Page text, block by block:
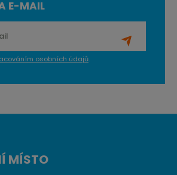
E-MAIL
osobních údajů.
MÍSTO